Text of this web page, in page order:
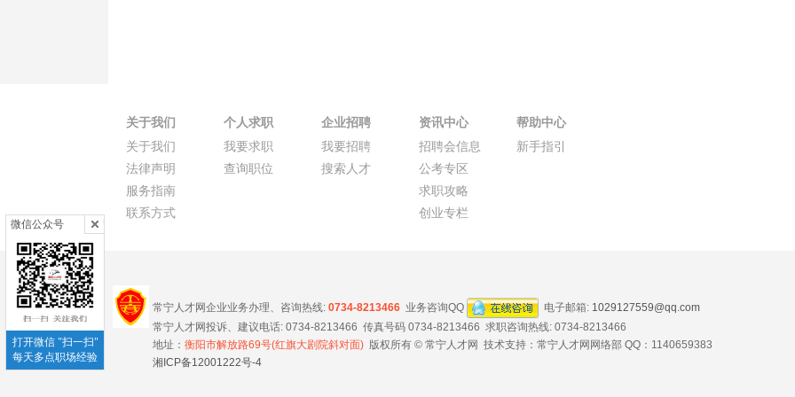
关于我们
关于我们
法律声明
服务指南
联系方式
个人求职
我要求职
查询职位
企业招聘
我要招聘
搜索人才
资讯中心
招聘会信息
公考专区
求职攻略
创业专栏
帮助中心
新手指引
常宁人才网企业业务办理、咨询热线: 0734-8213466 业务咨询QQ 电子邮箱: 1029127559@qq.com
常宁人才网投诉、建议电话: 0734-8213466 传真号码 0734-8213466 求职咨询热线: 0734-8213466
地址： 衡阳市解放路69号(红旗大剧院斜对面) 版权所有 © 常宁人才网 技术支持：常宁人才网网络部 QQ：1140659383
湘ICP备12001222号-4
微信公众号
打开微信 "扫一扫"
每天多点职场经验